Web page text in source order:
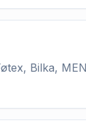
Bilka,